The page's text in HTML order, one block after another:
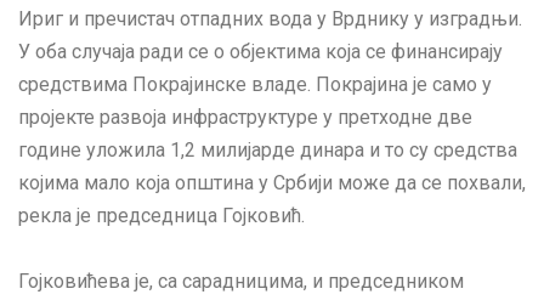
Ириг и пречистач отпадних вода у Врднику у изградњи.
У оба случаја ради се о објектима која се финансирају
средствима Покрајинске владе. Покрајина је само у
пројекте развоја инфраструктуре у претходне две
године уложила 1,2 милијарде динара и то су средства
којима мало која општина у Србији може да се похвали,
рекла је председница Гојковић.
Гојковићева је, са сарадницима, и председником